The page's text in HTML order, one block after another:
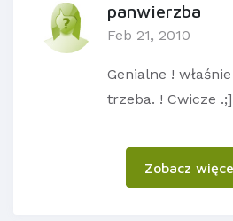
panwierzba
Feb 21, 2010
Genialne !
trzeba. ! Cwicze .;]
Zobacz